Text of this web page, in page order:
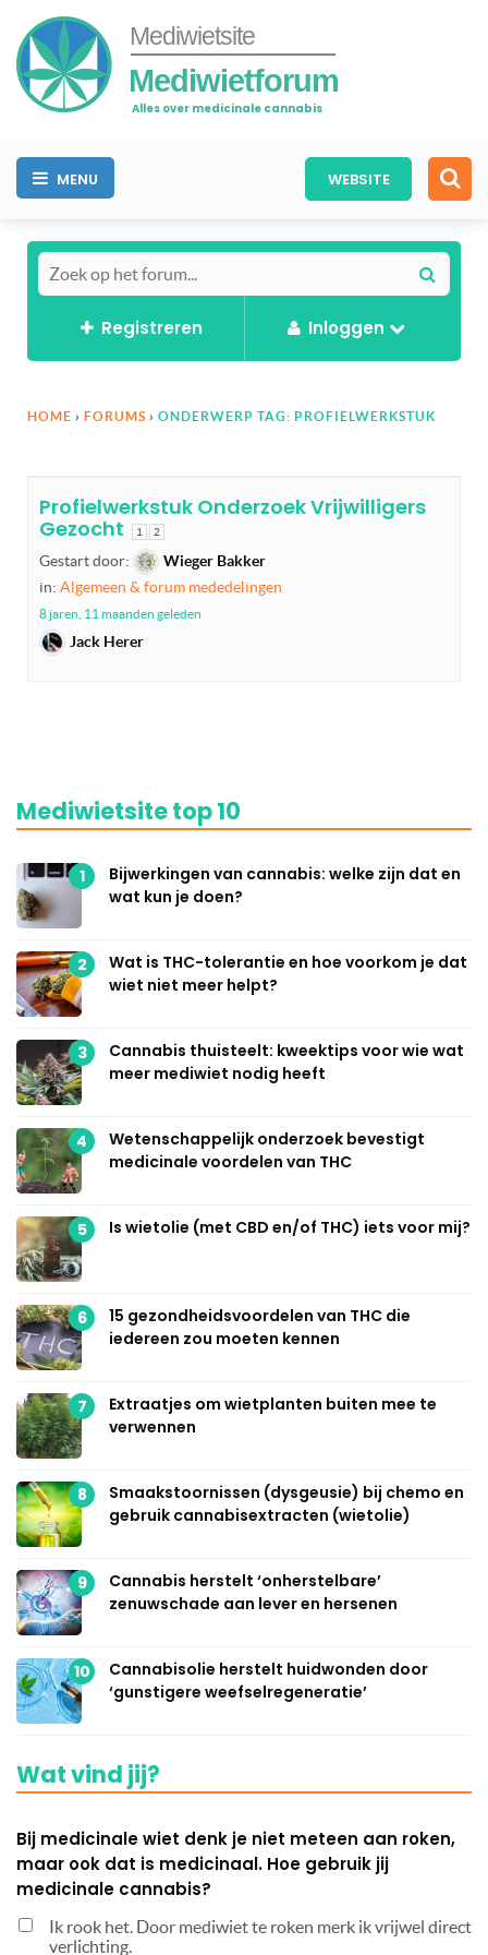
Mediwietsite
Mediwietforum
Alles over medicinale cannabis
MENU WEBSITE
Registreren Inloggen
HOME › FORUMS › ONDERWERP TAG: PROFIELWERKSTUK
Profielwerkstuk Onderzoek Vrijwilligers
Gezocht
1 2
Gestart door:
Wieger Bakker
in: Algemeen & forum mededelingen
8 jaren, 11 maanden geleden
Jack Herer
Mediwietsite top 10
1
Bijwerkingen van cannabis: welke zijn dat en
wat kun je doen?
2
Wat is THC-tolerantie en hoe voorkom je dat
wiet niet meer helpt?
3
Cannabis thuisteelt: kweektips voor wie wat
meer mediwiet nodig heeft
4
Wetenschappelijk onderzoek bevestigt
medicinale voordelen van THC
5 Is wietolie (met CBD en/of THC) iets voor mij?
6
15 gezondheidsvoordelen van THC die
iedereen zou moeten kennen
7
Extraatjes om wietplanten buiten mee te
verwennen
8
Smaakstoornissen (dysgeusie) bij chemo en
gebruik cannabisextracten (wietolie)
9
Cannabis herstelt ‘onherstelbare’
zenuwschade aan lever en hersenen
10
Cannabisolie herstelt huidwonden door
‘gunstigere weefselregeneratie’
Wat vind jij?
Bij medicinale wiet denk je niet meteen aan roken,
maar ook dat is medicinaal. Hoe gebruik jij
medicinale cannabis?
Ik rook het. Door mediwiet te roken merk ik vrijwel direct
verlichting.